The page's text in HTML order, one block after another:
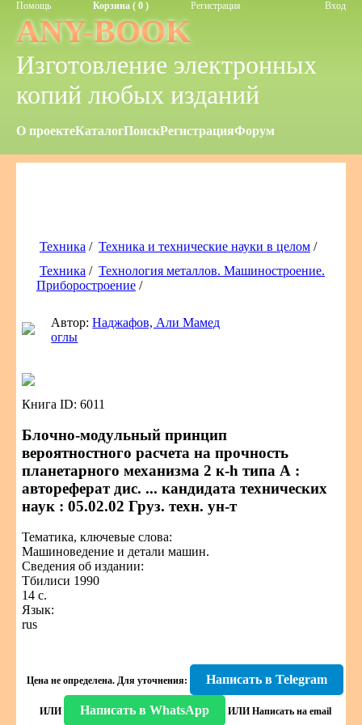
Помощь Корзина ( 0 ) Регистрация Вход
ANY-BOOK
Изготовление электронных
копий любых изданий
О проектеКаталогПоискРегистрацияФорум
Техника / Техника и технические науки в целом /
Техника / Технология металлов. Машиностроение.
Приборостроение /
Автор:Наджафов, Али Мамед
оглы
Книга ID: 6011
Блочно-модульный принцип
вероятностного расчета на прочность
планетарного механизма 2 к-h типа А :
автореферат дис. ... кандидата технических
наук : 05.02.02 Груз. техн. ун-т
Тематика, ключевые слова:
Машиноведение и детали машин.
Сведения об издании:
Тбилиси 1990
14 с.
Язык:
rus
Цена не определена. Для уточнения: Написать в Telegram
ИЛИ Написать в WhatsApp ИЛИ Написать на email